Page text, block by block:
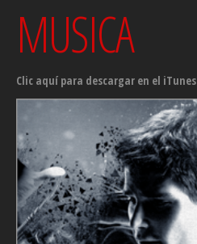
MUSICA
Clic aquí para descargar en el iTunes